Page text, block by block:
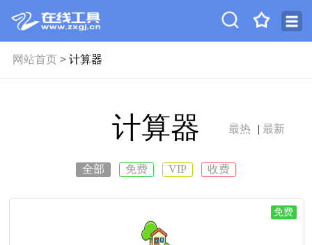
网站首页> 计算器
最热 | 最新
计算器
全部 免费 VIP 收费
免费